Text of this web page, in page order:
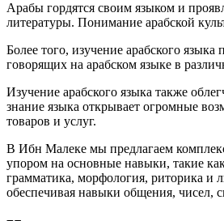
Арабы гордятся своим языком и
литературы. Понимание арабской
Более того, изучение арабского
говорящих на арабском языке в
Изучение арабского языка также
знание языка открывает огромные
товаров и услуг.
В Ибн Малеке мы предлагаем
упором на основные навыки, такие
грамматика, морфология, риторика и
обеспечивая навыки общения, чисел,